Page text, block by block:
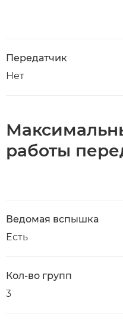
Передатчик
Нет
работы
Ведомая вспышка
Есть
Кол-во групп
3